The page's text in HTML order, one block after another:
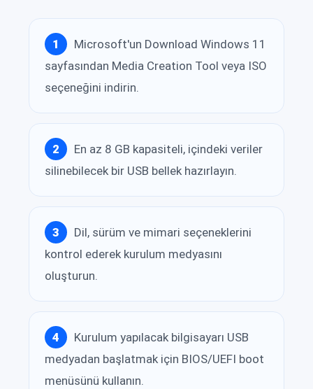
Microsoft'un Download Windows 11
sayfasından Media Creation Tool veya ISO
seçeneğini indirin.
En az 8 GB kapasiteli, içindeki veriler
silinebilecek bir USB bellek hazırlayın.
Dil, sürüm ve mimari seçeneklerini
kontrol ederek kurulum medyasını
oluşturun.
Kurulum yapılacak bilgisayarı USB
medyadan başlatmak için BIOS/UEFI boot
menüsünü kullanın.